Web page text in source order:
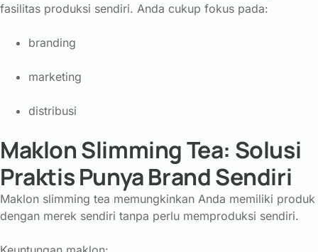
fasilitas produksi sendiri. Anda cukup fokus pada:
branding
marketing
distribusi
Maklon Slimming Tea: Solusi
Praktis Punya Brand Sendiri
Maklon slimming tea memungkinkan Anda memiliki produk
dengan merek sendiri tanpa perlu memproduksi sendiri.